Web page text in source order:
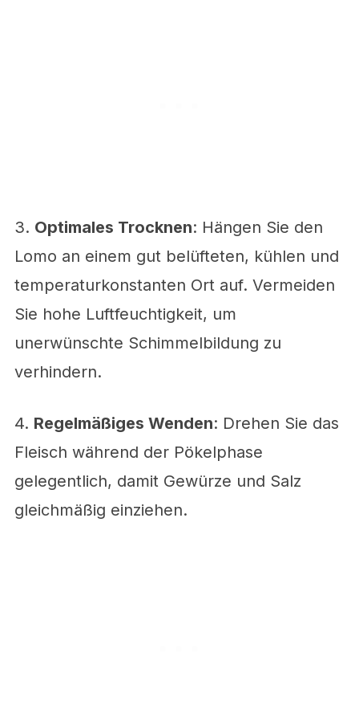
3. Optimales Trocknen: Hängen Sie den
Lomo an einem gut belüfteten, kühlen und
temperaturkonstanten Ort auf. Vermeiden
Sie hohe Luftfeuchtigkeit, um
unerwünschte Schimmelbildung zu
verhindern.
4. Regelmäßiges Wenden: Drehen Sie das
Fleisch während der Pökelphase
gelegentlich, damit Gewürze und Salz
gleichmäßig einziehen.